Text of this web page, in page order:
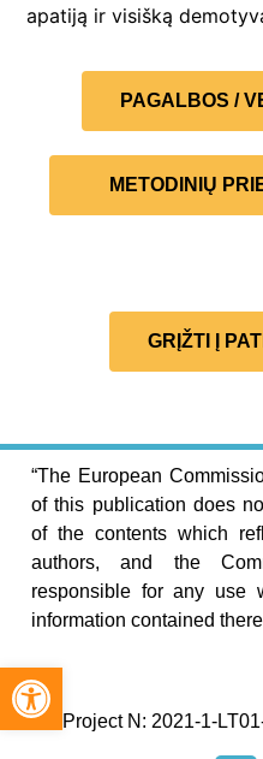
apatiją ir visišką
PAGALBOS /
METODINIŲ
GRĮŽTI Į
“The European
of this publication does
of the contents which
authors, and the
responsible for any use
information contained
Project N: 2021-1-
Open toolbar